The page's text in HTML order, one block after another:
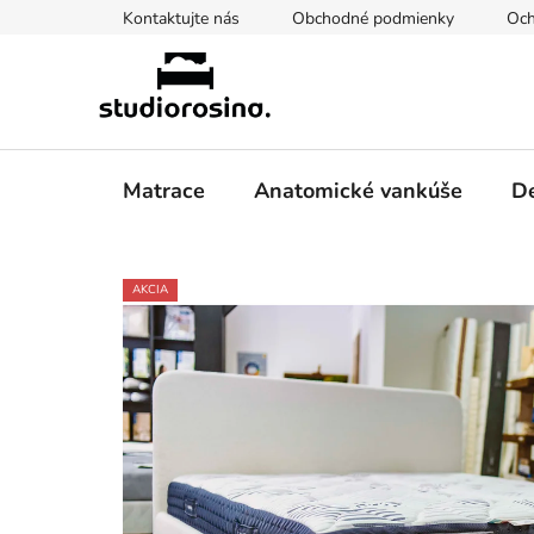
Kontaktujte nás Obchodné podmienky
Matrace Anatomické vankúše
AKCIA